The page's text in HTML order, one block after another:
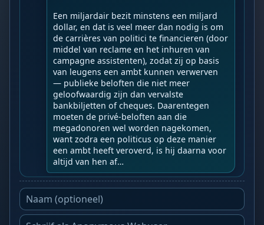
Een miljardair bezit minstens een miljard
dollar, en dat is veel meer dan nodig is om
de carrières van politici te financieren (door
middel van reclame en het inhuren van
campagne assistenten), zodat zij op basis
van leugens een ambt kunnen verwerven
— publieke beloften die niet meer
geloofwaardig zijn dan vervalste
bankbiljetten of cheques. Daarentegen
moeten de privé-beloften aan die
megadonoren wel worden nagekomen,
want zodra een politicus op deze manier
een ambt heeft veroverd, is hij daarna voor
altijd van hen af…